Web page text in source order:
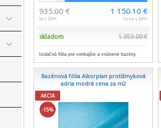
935.00 €
bez DPH
1 150.10 €
Cena s DPH
skladom 1 353.00 €
Izolačná fólia pre vonkajšie a vnútorné bazény.
Bazénová fólia Alkorplan protišmyková
adria modrá cena za m2
AKCIA
-15%